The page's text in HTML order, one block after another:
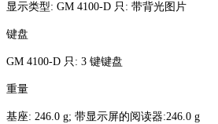
显示类型: GM 4100-D 只: 带背光图片
键盘
GM 4100-D 只: 3 键键盘
重量
基座: 246.0 g; 带显示屏的阅读器:246.0 g